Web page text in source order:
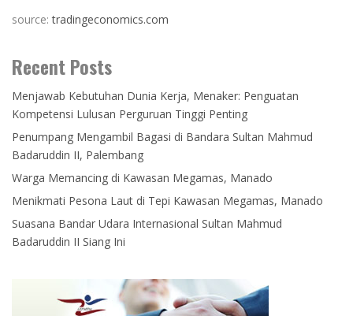
source:tradingeconomics.com
Recent Posts
Menjawab Kebutuhan Dunia Kerja, Menaker: Penguatan
Kompetensi Lulusan Perguruan Tinggi Penting
Penumpang Mengambil Bagasi di Bandara Sultan Mahmud
Badaruddin II, Palembang
Warga Memancing di Kawasan Megamas, Manado
Menikmati Pesona Laut di Tepi Kawasan Megamas, Manado
Suasana Bandar Udara Internasional Sultan Mahmud
Badaruddin II Siang Ini